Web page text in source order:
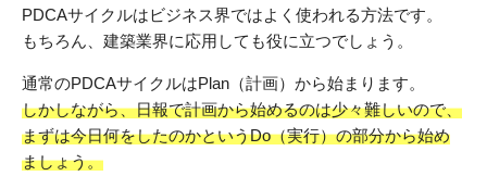
PDCAサイクルはビジネス界ではよく使われる方法です。
もちろん、建築業界に応用しても役に立つでしょう。
通常のPDCAサイクルはPlan（計画）から始まります。
しかしながら、日報で計画から始めるのは少々難しいので、
まずは今日何をしたのかというDo（実行）の部分から始め
ましょう。